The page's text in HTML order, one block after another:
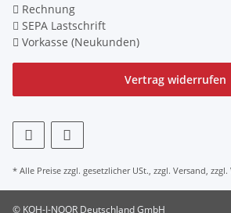
Rechnung
SEPA Lastschrift
Vorkasse (Neukunden)
Vertrag widerrufen
* Alle Preise zzgl. gesetzlicher USt., zzgl. Versand , zzgl.
© KOH-I-NOOR Deutschland GmbH